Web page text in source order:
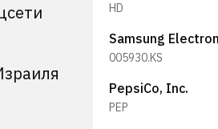
HD
005930.KS
PepsiCo, Inc.
PEP